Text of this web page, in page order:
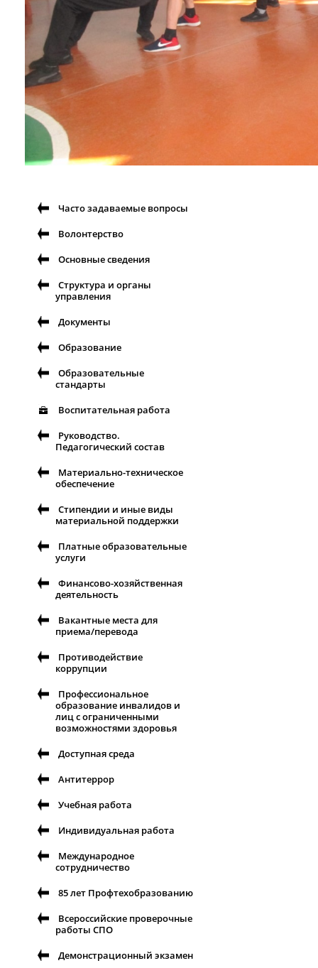
Часто задаваемые вопросы
Волонтерство
Основные сведения
Структура и органы
управления
Документы
Образование
Образовательные
стандарты
Воспитательная работа
Руководство.
Педагогический состав
Материально-техническое
обеспечение
Стипендии и иные виды
материальной поддержки
Платные образовательные
услуги
Финансово-хозяйственная
деятельность
Вакантные места для
приема/перевода
Противодействие
коррупции
Профессиональное
образование инвалидов и
лиц с ограниченными
возможностями здоровья
Доступная среда
Антитеррор
Учебная работа
Индивидуальная работа
Международное
сотрудничество
85 лет Профтехобразованию
Всероссийские проверочные
работы СПО
Демонстрационный экзамен